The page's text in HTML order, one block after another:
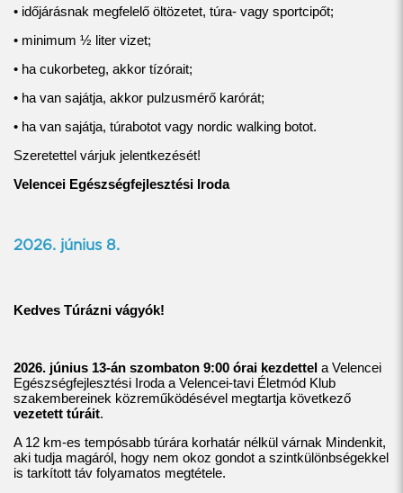
• időjárásnak megfelelő öltözetet, túra- vagy sportcipőt;
• minimum ½ liter vizet;
• ha cukorbeteg, akkor tízórait;
• ha van sajátja, akkor pulzusmérő karórát;
• ha van sajátja, túrabotot vagy nordic walking botot.
Szeretettel várjuk jelentkezését!
Velencei Egészségfejlesztési Iroda
2026. június 8.
Kedves Túrázni vágyók!
2026. június 13-án szombaton 9:00 órai kezdettel a Velencei
Egészségfejlesztési Iroda a Velencei-tavi Életmód Klub
szakembereinek közreműködésével megtartja következő
vezetett túráit.
A 12 km-es tempósabb túrára korhatár nélkül várnak Mindenkit,
aki tudja magáról, hogy nem okoz gondot a szintkülönbségekkel
is tarkított táv folyamatos megtétele.